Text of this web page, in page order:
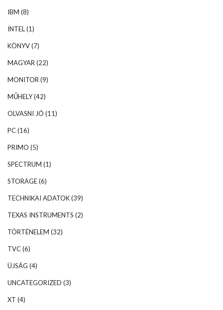
IBM (8)
INTEL(1)
KÖNYV(7)
MAGYAR(22)
MONITOR(9)
MŰHELY(42)
OLVASNI JÓ (11)
PC(16)
PRIMO (5)
SPECTRUM (1)
STORAGE(6)
TECHNIKAI ADATOK(39)
TEXAS INSTRUMENTS (2)
TÖRTÉNELEM (32)
TVC(6)
ÚJSÁG (4)
UNCATEGORIZED (3)
XT (4)